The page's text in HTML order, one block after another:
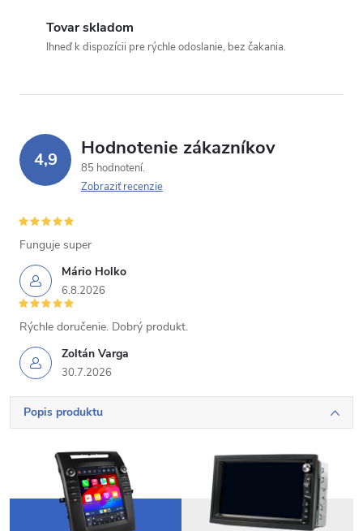
Tovar skladom
Ihneď k dispozícii pre rýchle odoslanie, bez čakania.
4,9 Hodnotenie zákazníkov
85 hodnotení
Zobraziť recenzie
Mário Holko
6.8.2026
Funguje super
Zoltán Varga
30.7.2026
Rýchle doručenie. Dobrý produkt.
Popis produktu